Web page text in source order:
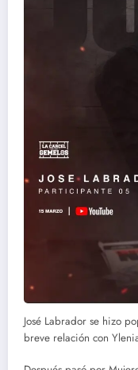
José Labrador se hizo
breve relación con